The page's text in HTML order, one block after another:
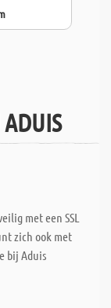
met een SSL
zich ook met
bij Aduis